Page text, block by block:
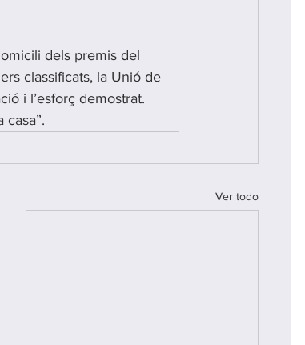
dels premis del
classificats, la Unió de
i l’esforç demostrat.
casa”.
Ver todo